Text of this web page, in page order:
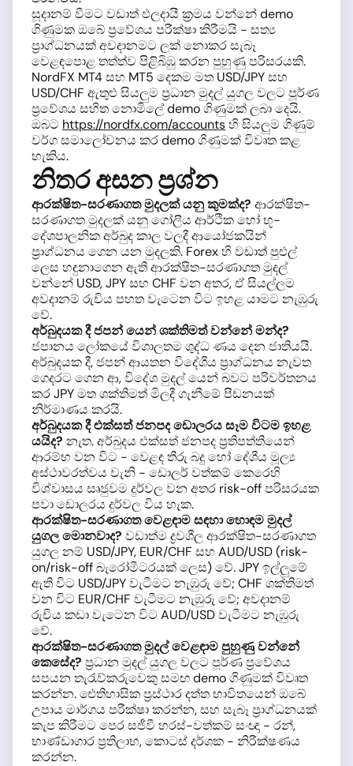
සූදානම් වීමට වඩාත් ඵලදායී ක්‍රමය වන්නේ demo
ගිණුමක ඔබේ ප්‍රවේශය පරීක්ෂා කිරීමයි - සත්‍ය
ප්‍රාග්ධනයක් අවදානමට ලක් නොකර සැබෑ
වෙළඳපොළ තත්ත්ව පිළිබිඹු කරන පුහුණු පරිසරයකි.
NordFX MT4 සහ MT5 දෙකම මත USD/JPY සහ
USD/CHF ඇතුළු සියලුම ප්‍රධාන මුදල් යුගල වලට පූර්ණ
ප්‍රවේශය සහිත නොමිලේ demo ගිණුමක් ලබා දෙයි.
ඔබට https://nordfx.com/accountsහි සියලුම ගිණුම්
වර්ග සමාලෝචනය කර demo ගිණුමක් විවෘත කළ
හැකිය.
නිතර අසන ප්‍රශ්න
ආරක්ෂිත-සරණාගත මුදලක් යනු කුමක්ද? ආරක්ෂිත-
සරණාගත මුදලක් යනු ගෝලීය ආර්ථික හෝ භූ-
දේශපාලනික අර්බුද කාල වලදී ආයෝජකයින්
ප්‍රාග්ධනය ගෙන යන මුදලකි. Forex හි වඩාත් පුළුල්
ලෙස හඳුනාගෙන ඇති ආරක්ෂිත-සරණාගත මුදල්
වන්නේ USD, JPY සහ CHF වන අතර, ඒ සියල්ලම
අවදානම් රුචිය පහත වැටෙන විට ඉහළ යාමට නැඹුරු
වේ.
අර්බුදයක දී ජපන් යෙන් ශක්තිමත් වන්නේ මන්ද?
ජපානය ලෝකයේ විශාලතම ශුද්ධ ණය දෙන ජාතියයි.
අර්බුදයක දී, ජපන් ආයතන විදේශීය ප්‍රාග්ධනය නැවත
ගෙදරට ගෙන ආ, විදේශ මුදල් යෙන් බවට පරිවර්තනය
කර JPY මත ශක්තිමත් මිලදී ගැනීමේ පීඩනයක්
නිර්මාණය කරයි.
අර්බුදයක දී එක්සත් ජනපද ඩොලරය සෑම විටම ඉහළ
යයිද? නැත. අර්බුදය එක්සත් ජනපද ප්‍රතිපත්තියෙන්
ආරම්භ වන විට - වෙළඳ තීරු බදු හෝ දේශීය මූල්‍ය
අස්ථාවරත්වය වැනි - ඩොලර් වත්කම් කෙරෙහි
විශ්වාසය සෘජුවම දුර්වල වන අතර risk-off පරිසරයක
පවා ඩොලරය දුර්වල විය හැක.
ආරක්ෂිත-සරණාගත වෙළඳාම සඳහා හොඳම මුදල්
යුගල මොනවාද? වඩාත්ම ද්‍රවශීල ආරක්ෂිත-සරණාගත
යුගල නම් USD/JPY, EUR/CHF සහ AUD/USD (risk-
on/risk-off බැරෝමීටරයක් ලෙස) වේ. JPY ඉල්ලුමේ
ඇති විට USD/JPY වැටීමට නැඹුරු වේ; CHF ශක්තිමත්
වන විට EUR/CHF වැටීමට නැඹුරු වේ; අවදානම්
රුචිය කඩා වැටෙන විට AUD/USD වැටීමට නැඹුරු
වේ.
ආරක්ෂිත-සරණාගත මුදල් වෙළඳාම පුහුණු වන්නේ
කෙසේද? ප්‍රධාන මුදල් යුගල වලට පූර්ණ ප්‍රවේශය
සපයන තැරැව්කරුවෙකු සමඟ demo ගිණුමක් විවෘත
කරන්න. ඓතිහාසික ප්‍රස්ථාර දත්ත භාවිතයෙන් ඔබේ
උපාය මාර්ගය පරීක්ෂා කරන්න, සහ සැබෑ ප්‍රාග්ධනයක්
කැප කිරීමට පෙර සජීවී හරස්-වත්කම් සංඥා - රන්,
භාණ්ඩාගාර ප්‍රතිලාභ, කොටස් දර්ශක - නිරීක්ෂණය
කරන්න.